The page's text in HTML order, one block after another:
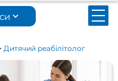
Дитячий реабілітолог